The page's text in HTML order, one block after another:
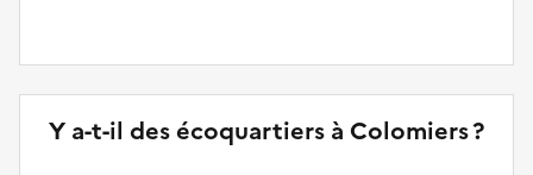
Y a-t-il des écoquartiers à Colomiers ?